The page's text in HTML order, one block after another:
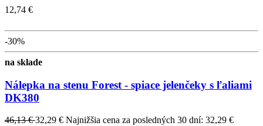
12,74 €
-30%
na sklade
Nálepka na stenu Forest - spiace jelenčeky s ľaliami
DK380
46,13 €32,29 € Najnižšia cena za posledných 30 dní: 32,29 €